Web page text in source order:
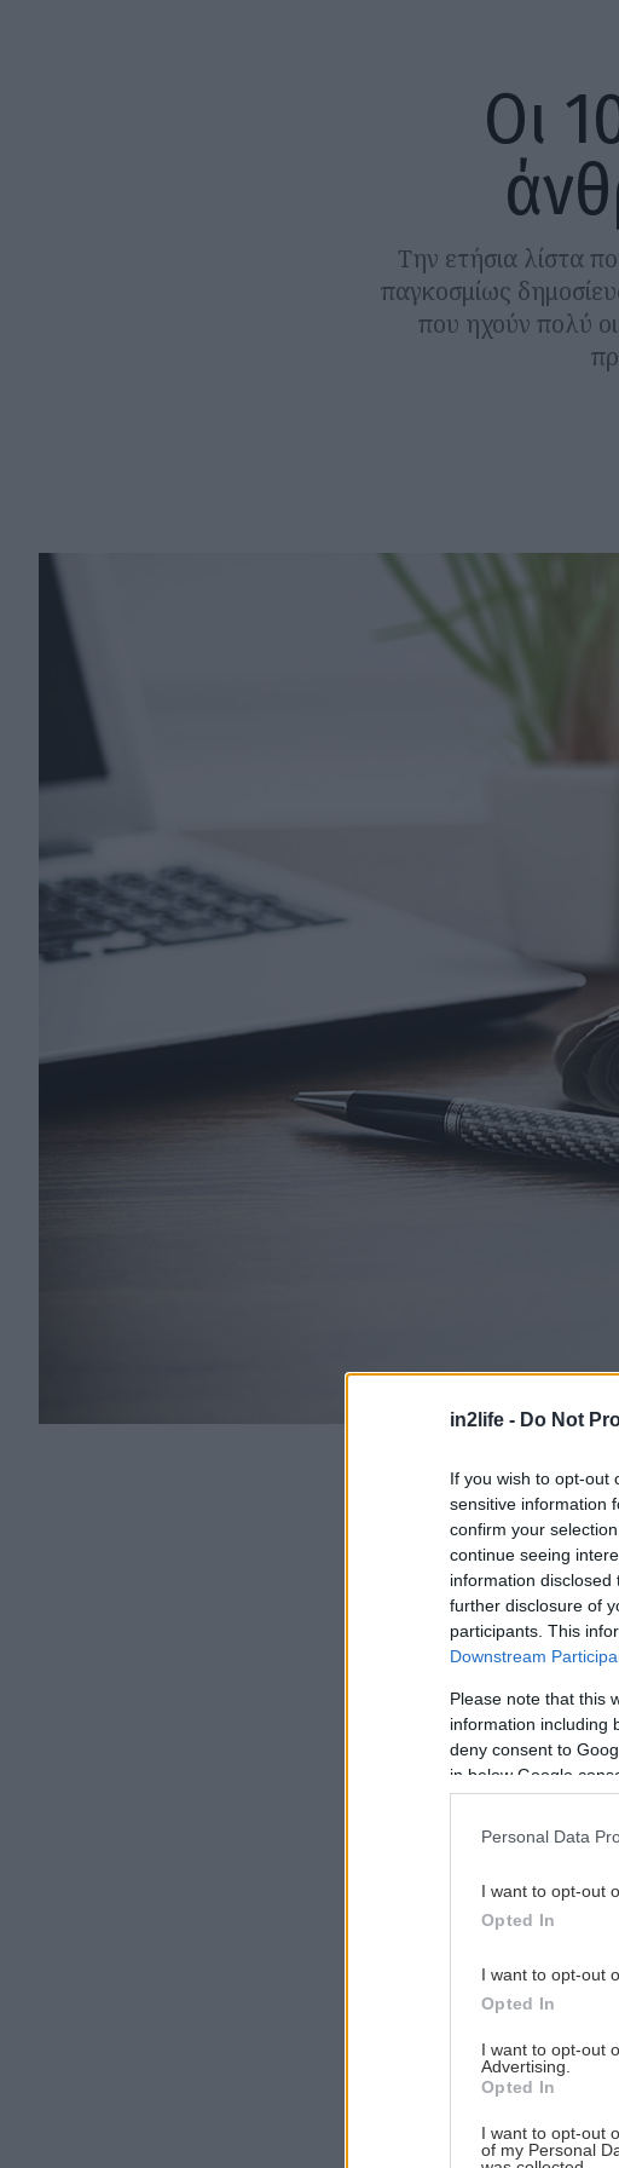
in2life - Do Not
If you wish to opt-out
sensitive information
confirm your
continue seeing
information
further disclosure of
participants. This
Downstream
Please note that this
information including
deny consent to
in below Google
Personal Data
I want to opt-out
Opted In
I want to opt-out
Opted In
I want to opt-out
Advertising.
Opted In
I want to opt-out
of my Personal
Οι
Την ετήσια λίστα
παγκοσμίως
που ηχούν πολύ